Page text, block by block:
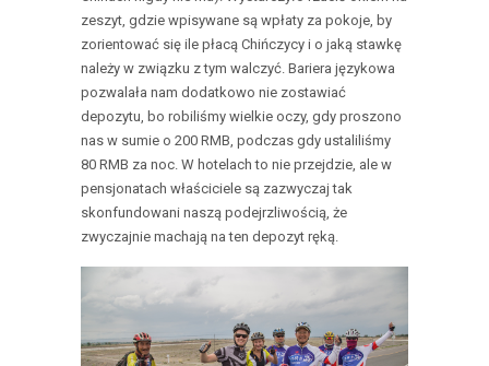
zeszyt, gdzie wpisywane są wpłaty za pokoje, by
zorientować się ile płacą Chińczycy i o jaką stawkę
należy w związku z tym walczyć. Bariera językowa
pozwalała nam dodatkowo nie zostawiać
depozytu, bo robiliśmy wielkie oczy, gdy proszono
nas w sumie o 200 RMB, podczas gdy ustaliliśmy
80 RMB za noc. W hotelach to nie przejdzie, ale w
pensjonatach właściciele są zazwyczaj tak
skonfundowani naszą podejrzliwością, że
zwyczajnie machają na ten depozyt ręką.